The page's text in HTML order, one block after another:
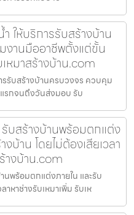
ให้บริการรับสร้างบ้าน
งานมืออาชีพตั้งแต่ขั้น
มาสร้างบ้าน.com
รับสร้างบ้านครบวงจร ควบคุม
รกจนถึงวันส่งมอบ รับ
บสร้างบ้านพร้อมตกแต่ง
บ้าน โดยไม่ต้องเสียเวลา
างบ้าน.com
พร้อมตกแต่งภายใน และรับ
หาช่างรับเหมาเพิ่ม รับเห